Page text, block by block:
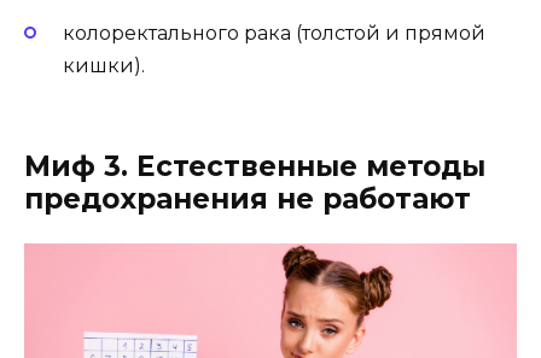
колоректального рака (толстой и прямой
кишки).
Миф 3. Естественные методы
предохранения не работают